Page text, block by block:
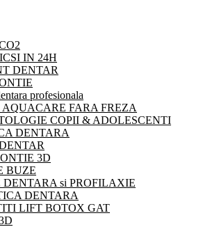
IN 24H
DENTAR
profesionala
AQUACARE FARA FREZA
COPII & ADOLESCENTI
DENTARA
3D
BUZE
DENTARA si PROFILAXIE
DENTARA
LIFT BOTOX GAT